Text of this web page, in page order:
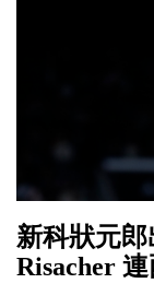
新科狀元
Risacher